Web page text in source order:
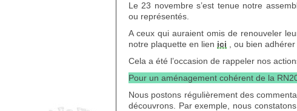
Le 23 novembre s’est tenue notre
ou représentés.
A ceux qui auraient omis de renouveler
notre plaquette en lien ici , ou bien
Cela a été l’occasion de rappeler nos
Pour un aménagement cohérent de la
Nous postons régulièrement des
découvrons. Par exemple, nous